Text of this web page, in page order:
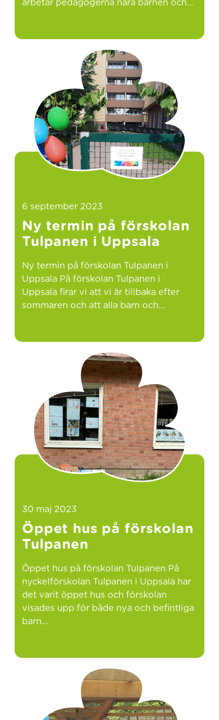
arbetar pedagogerna nära barnen och…
6 september 2023
Ny termin på förskolan
Tulpanen i Uppsala
Ny termin på förskolan Tulpanen i
Uppsala På förskolan Tulpanen i
Uppsala firar vi att vi är tillbaka efter
sommaren och att alla barn och…
30 maj 2023
Öppet hus på förskolan
Tulpanen
Öppet hus på förskolan Tulpanen På
nyckelförskolan Tulpanen i Uppsala har
det varit öppet hus och förskolan
visades upp för både nya och befintliga
barn…